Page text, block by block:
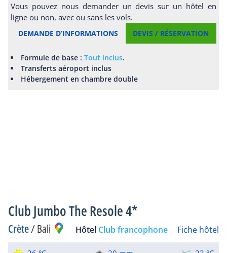
Vous pouvez nous demander un devis sur un hôtel en
ligne ou non, avec ou sans les vols.
DEMANDE D’INFORMATIONS DEVIS / RÉSERVATION
Formule de base :Tout inclus.
Transferts aéroport inclus
Hébergement en chambre double
Club Jumbo The Resole 4*
Crète/Bali Hôtel Club francophone Fiche hôtel